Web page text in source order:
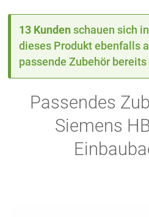
13 Kunden schauen sich
dieses Produkt ebenfalls
passende Zubehör
Passendes
Siemens